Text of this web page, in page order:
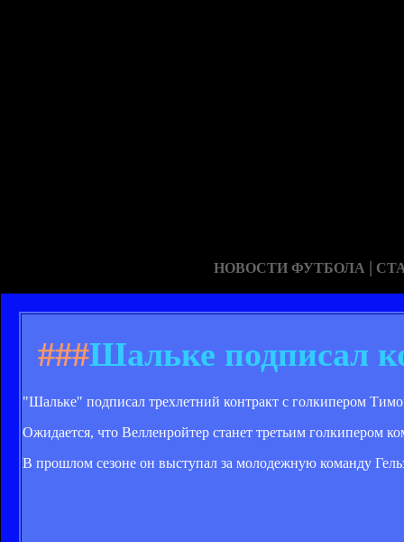
НОВОСТИ ФУТБОЛА |
###Шальке подписал
"Шальке" подписал трехлетний контракт с голкипером
Ожидается, что Велленройтер станет третьим голкипером
В прошлом сезоне он выступал за молодежную команду